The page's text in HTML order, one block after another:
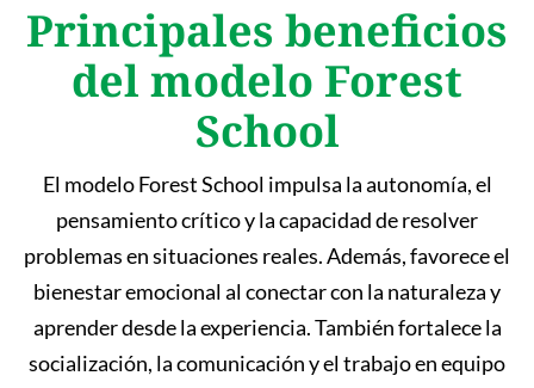
Principales beneficios
del modelo Forest
School
El modelo Forest School impulsa la autonomía, el
pensamiento crítico y la capacidad de resolver
problemas en situaciones reales. Además, favorece el
bienestar emocional al conectar con la naturaleza y
aprender desde la experiencia. También fortalece la
socialización, la comunicación y el trabajo en equipo